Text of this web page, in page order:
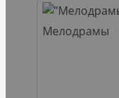
Мелодрамы